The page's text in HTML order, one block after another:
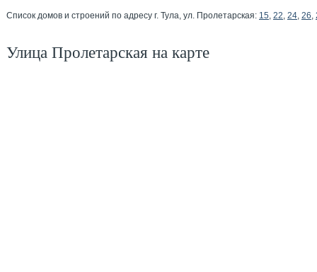
Список домов и строений по адресу г. Тула, ул. Пролетарская: 15, 22, 24, 26,
Улица Пролетарская на карте